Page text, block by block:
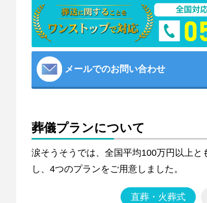
メールでのお問い合わせ
葬儀プランについて
涙そうそうでは、全国平均100万円以上
し、4つのプランをご用意しました。
直葬・火葬式